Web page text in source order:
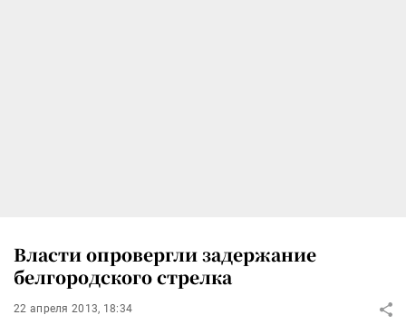
Власти опровергли задержание
белгородского стрелка
22 апреля 2013, 18:34